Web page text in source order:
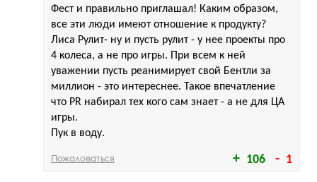
106 1
Фест и правильно приглашал! Каким образом,
все эти люди имеют отношение к продукту?
Лиса Рулит- ну и пусть рулит - у нее проекты про
4 колеса, а не про игры. При всем к ней
уважении пусть реанимирует свой Бентли за
миллион - это интереснее. Такое впечатление
что PR набирал тех кого сам знает - а не для ЦА
игры.
Пук в воду.
Пожаловаться